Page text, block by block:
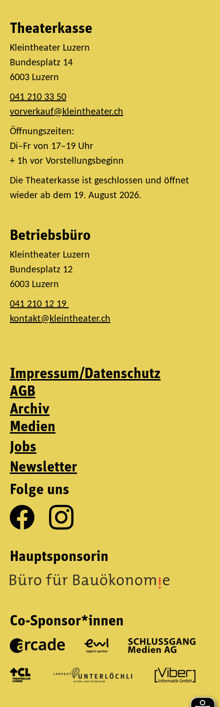
Theaterkasse
Kleintheater Luzern
Bundesplatz 14
6003 Luzern
041 210 33 50
vorverkauf@kleintheater.ch
Öffnungszeiten:
Di–Fr von 17–19 Uhr
+ 1h vor Vorstellungsbeginn
Die Theaterkasse ist geschlossen und öffnet
wieder ab dem 19. August 2026.
Betriebsbüro
Kleintheater Luzern
Bundesplatz 12
6003 Luzern
041 210 12 19
kontakt@kleintheater.ch
Impressum/Datenschutz
AGB
Archiv
Medien
Jobs
Newsletter
Folge uns
Hauptsponsorin
Co-Sponsor*innen